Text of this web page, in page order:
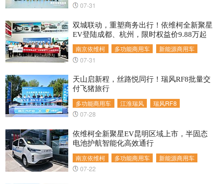
07-31
南京依维柯 多功能商用车 新能源商用车
双城联动，重塑商务出行！依维柯全新聚星
EV登陆成都、杭州，限时权益价9.88万起
07-31
多功能商用车 江淮瑞风 瑞风RF8
天山启新程，丝路悦同行！瑞风RF8批量交
付飞猪旅行
07-28
南京依维柯 多功能商用车 新能源商用车
依维柯全新聚星EV昆明区域上市，半固态
电池护航智能化高效通行
07-22